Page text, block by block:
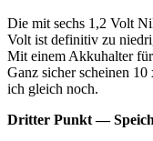
Die mit sechs 1,2 Volt
Volt ist definitiv zu
Mit einem Akkuhalter
Ganz sicher scheinen
ich gleich noch.
Dritter Punkt —